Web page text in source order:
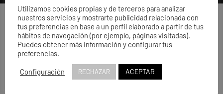
Utilizamos cookies propias y de terceros para analizar
nuestros servicios y mostrarte publicidad relacionada con
tus preferencias en base a un perfil elaborado a partir de tus
hábitos de navegación (por ejemplo, páginas visitadas).
Puedes obtener más información y configurar tus
preferencias.
Configuración RECHAZAR ACEPTAR